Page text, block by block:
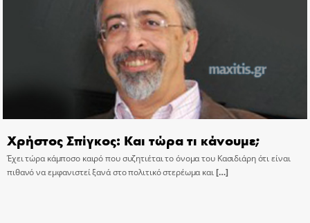
Χρήστος Σπίγκος: Και τώρα τι κάνουμε;
Έχει τώρα κάμποσο καιρό που συζητιέται το όνομα του Κασιδιάρη ότι είναι
πιθανό να εμφανιστεί ξανά στο πολιτικό στερέωμα και[…]